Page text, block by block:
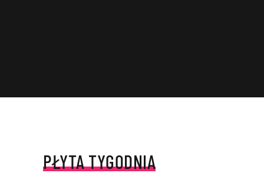
PŁYTA TYGODNIA